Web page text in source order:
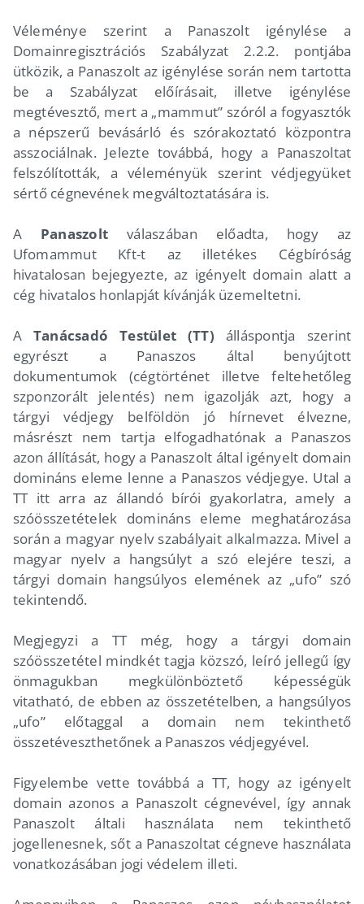
Véleménye szerint a Panaszolt igénylése a
Domainregisztrációs Szabályzat 2.2.2. pontjába
ütközik, a Panaszolt az igénylése során nem tartotta
be a Szabályzat előírásait, illetve igénylése
megtévesztő, mert a „mammut” szóról a fogyasztók
a népszerű bevásárló és szórakoztató központra
asszociálnak. Jelezte továbbá, hogy a Panaszoltat
felszólították, a véleményük szerint védjegyüket
sértő cégnevének megváltoztatására is.
A Panaszolt válaszában előadta, hogy az
Ufomammut Kft-t az illetékes Cégbíróság
hivatalosan bejegyezte, az igényelt domain alatt a
cég hivatalos honlapját kívánják üzemeltetni.
A Tanácsadó Testület (TT) álláspontja szerint
egyrészt a Panaszos által benyújtott
dokumentumok (cégtörténet illetve feltehetőleg
szponzorált jelentés) nem igazolják azt, hogy a
tárgyi védjegy belföldön jó hírnevet élvezne,
másrészt nem tartja elfogadhatónak a Panaszos
azon állítását, hogy a Panaszolt által igényelt domain
domináns eleme lenne a Panaszos védjegye. Utal a
TT itt arra az állandó bírói gyakorlatra, amely a
szóösszetételek domináns eleme meghatározása
során a magyar nyelv szabályait alkalmazza. Mivel a
magyar nyelv a hangsúlyt a szó elejére teszi, a
tárgyi domain hangsúlyos elemének az „ufo” szó
tekintendő.
Megjegyzi a TT még, hogy a tárgyi domain
szóösszetétel mindkét tagja közszó, leíró jellegű így
önmagukban megkülönböztető képességük
vitatható, de ebben az összetételben, a hangsúlyos
„ufo” előtaggal a domain nem tekinthető
összetéveszthetőnek a Panaszos védjegyével.
Figyelembe vette továbbá a TT, hogy az igényelt
domain azonos a Panaszolt cégnevével, így annak
Panaszolt általi használata nem tekinthető
jogellenesnek, sőt a Panaszoltat cégneve használata
vonatkozásában jogi védelem illeti.